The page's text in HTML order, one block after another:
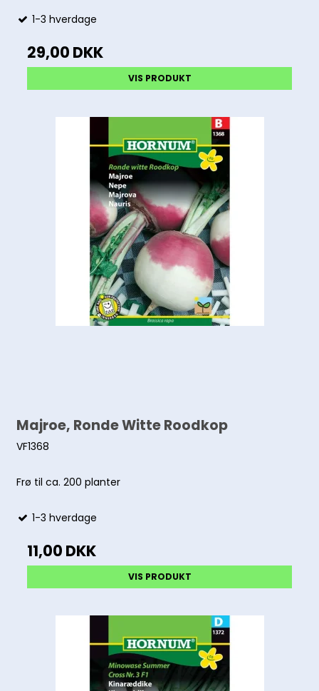
1-3 hverdage
29,00 DKK
VIS PRODUKT
Majroe, Ronde Witte Roodkop
VF1368
Frø til ca. 200 planter
1-3 hverdage
11,00 DKK
VIS PRODUKT